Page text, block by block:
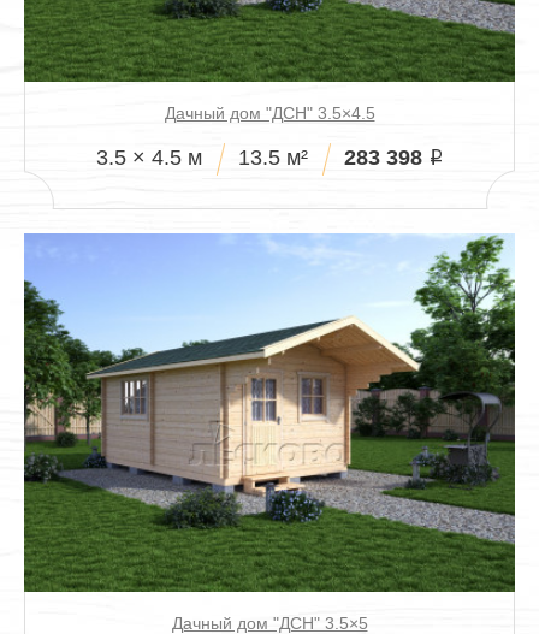
Дачный дом "ДСН" 3.5×4.5
3.5 × 4.5 м 13.5 м² 283 398 i
Дачный дом "ДСН" 3.5×5